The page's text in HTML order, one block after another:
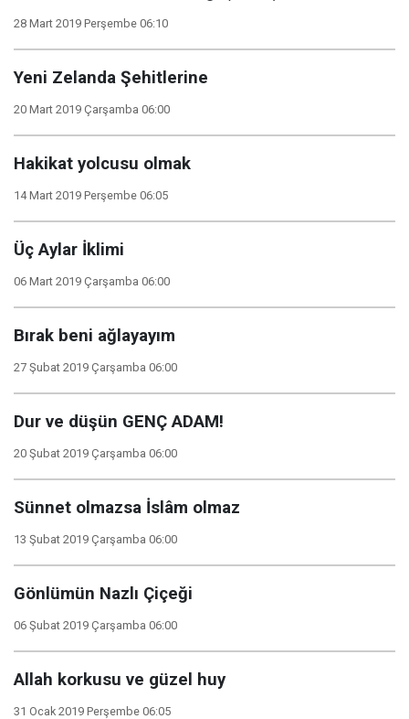
28 Mart 2019 Perşembe 06:10
Yeni Zelanda Şehitlerine
20 Mart 2019 Çarşamba 06:00
Hakikat yolcusu olmak
14 Mart 2019 Perşembe 06:05
Üç Aylar İklimi
06 Mart 2019 Çarşamba 06:00
Bırak beni ağlayayım
27 Şubat 2019 Çarşamba 06:00
Dur ve düşün GENÇ ADAM!
20 Şubat 2019 Çarşamba 06:00
Sünnet olmazsa İslâm olmaz
13 Şubat 2019 Çarşamba 06:00
Gönlümün Nazlı Çiçeği
06 Şubat 2019 Çarşamba 06:00
Allah korkusu ve güzel huy
31 Ocak 2019 Perşembe 06:05